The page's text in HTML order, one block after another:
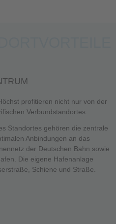
profitieren nicht nur von der
Verbundstandortes.
Standortes gehören die zentrale
Anbindungen an das
der Deutschen Bahn sowie
Die eigene Hafenanlage
Schiene und Straße.